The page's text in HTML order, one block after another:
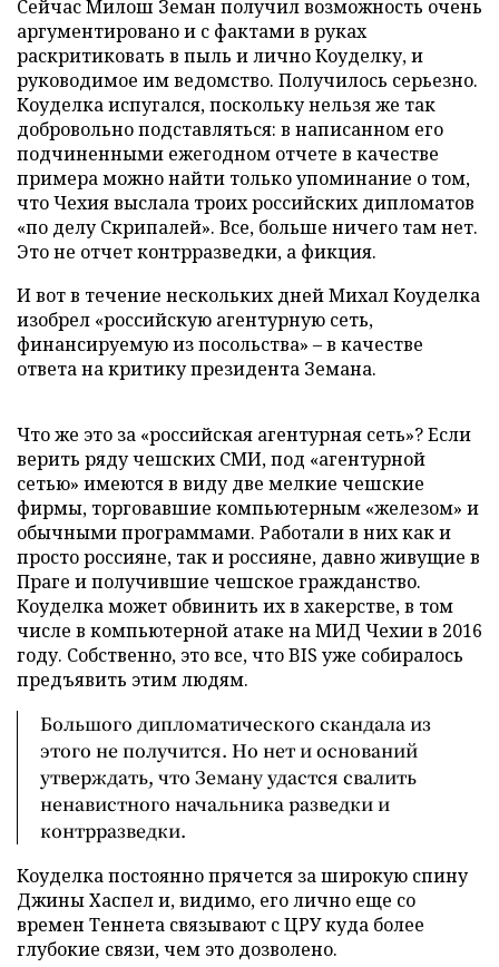
Сейчас Милош Земан получил возможность очень
аргументировано и с фактами в руках
раскритиковать в пыль и лично Коуделку, и
руководимое им ведомство. Получилось серьезно.
Коуделка испугался, поскольку нельзя же так
добровольно подставляться: в написанном его
подчиненными ежегодном отчете в качестве
примера можно найти только упоминание о том,
что Чехия выслала троих российских дипломатов
«по делу Скрипалей». Все, больше ничего там нет.
Это не отчет контрразведки, а фикция.
И вот в течение нескольких дней Михал Коуделка
изобрел «российскую агентурную сеть,
финансируемую из посольства» – в качестве
ответа на критику президента Земана.
Что же это за «российская агентурная сеть»? Если
верить ряду чешских СМИ, под «агентурной
сетью» имеются в виду две мелкие чешские
фирмы, торговавшие компьютерным «железом» и
обычными программами. Работали в них как и
просто россияне, так и россияне, давно живущие в
Праге и получившие чешское гражданство.
Коуделка может обвинить их в хакерстве, в том
числе в компьютерной атаке на МИД Чехии в 2016
году. Собственно, это все, что BIS уже собиралось
предъявить этим людям.
Большого дипломатического скандала из
этого не получится. Но нет и оснований
утверждать, что Земану удастся свалить
ненавистного начальника разведки и
контрразведки.
Коуделка постоянно прячется за широкую спину
Джины Хаспел и, видимо, его лично еще со
времен Теннета связывают с ЦРУ куда более
глубокие связи, чем это дозволено.